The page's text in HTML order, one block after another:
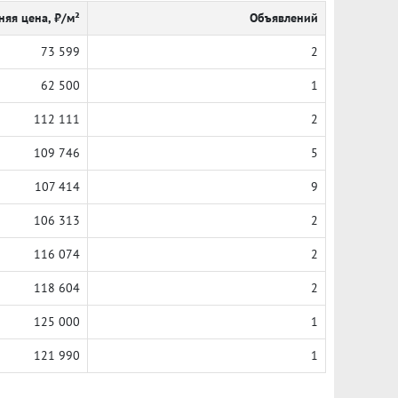
цена, ₽/м² Объявлений
73 599 2
62 500 1
112 111 2
109 746 5
107 414 9
106 313 2
116 074 2
118 604 2
125 000 1
121 990 1